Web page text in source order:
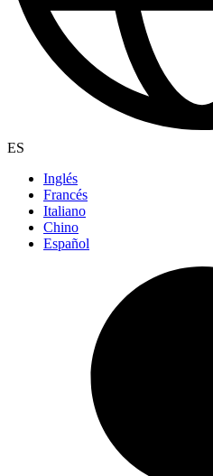
ES
Inglés
Francés
Italiano
Chino
Español